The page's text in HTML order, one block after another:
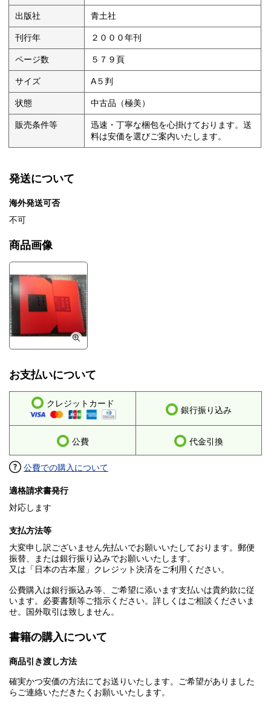
出版社 青土社
刊行年 ２０００年刊
ページ数 ５７９頁
サイズ A５判
状態 中古品（極美）
販売条件等
迅速・丁寧な梱包を心掛けております。送
料は安価を選びご案内いたします。
発送について
海外発送可否
不可
商品画像
お支払いについて
クレジットカード
銀行振り込み
公費 代金引換
公費での購入について
適格請求書発行
対応します
支払方法等
大変申し訳ございません先払いでお願いいたしております。郵便
振替、または銀行振り込みでお願いいたします。
又は「日本の古本屋」クレジット決済をご利用ください。
公費購入は銀行振込み等、ご希望に添います支払いは貴約款に従
います。必要書類等ご指示ください。詳しくはご相談くださいま
せ。国外取引は致しません。
書籍の購入について
商品引き渡し方法
確実かつ安価の方法にてお送りいたします。ご希望がありました
らご連絡いただきたくお願いいたします。